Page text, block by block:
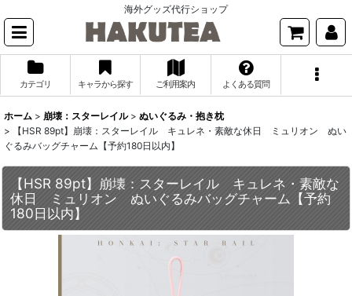
海外グッズ代行ショップ
カテゴリ キャラから探す ご利用案内 よくある質問
ホーム > 崩壊：スターレイル > ぬいぐるみ・抱き枕
>
【HSR 89pt】崩壊：スターレイル キュレネ・素敵な休日 ミュリオン ぬい
ぐるみバッグチャーム【予約180日以内】
【HSR 89pt】崩壊：スターレイル キュレネ・素敵な
休日 ミュリオン ぬいぐるみバッグチャーム【予約
180日以内】